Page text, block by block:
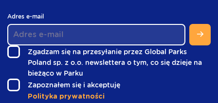
Adres e-mail(
w
s
t
o
p
c
e
)
Zgadzam się na przesyłanie przez Global Parks
Poland sp. z o.o. newslettera o tym, co się dzieje na
bieżąco w Parku
w
s
Polityka prywatności
Zapoznałem się i akceptuję(